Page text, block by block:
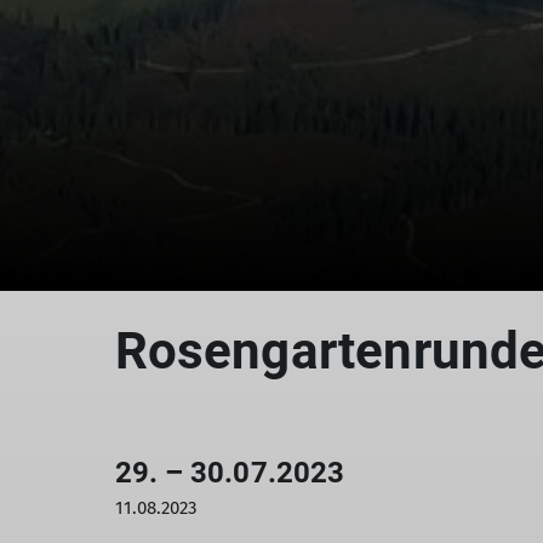
29. – 30.07.2023
11.08.2023